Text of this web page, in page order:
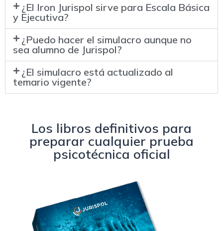
¿El Iron Jurispol sirve para Escala Básica
y Ejecutiva?
¿Puedo hacer el simulacro aunque no
sea alumno de Jurispol?
¿El simulacro está actualizado al
temario vigente?
Los libros definitivos para
preparar cualquier prueba
psicotécnica oficial